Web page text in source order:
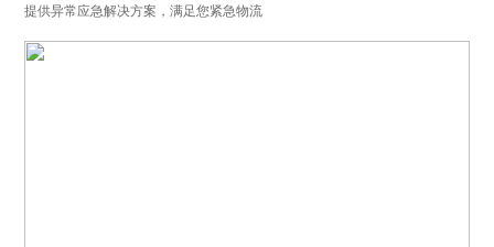
提供异常应急解决方案，满足您紧急物流